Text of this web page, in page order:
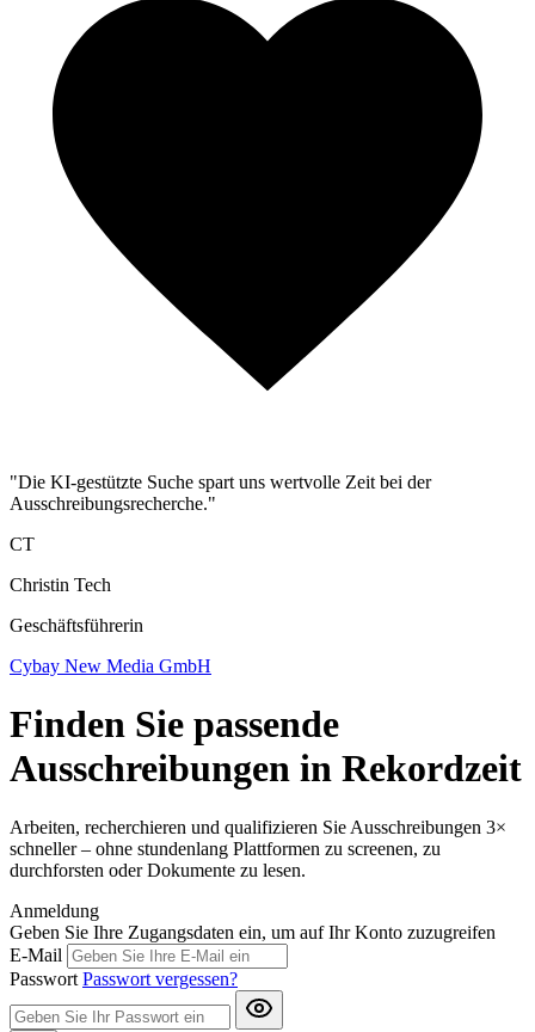
"Die KI-gestützte Suche spart uns wertvolle Zeit bei der
Ausschreibungsrecherche."
CT
Christin Tech
Geschäftsführerin
Cybay New Media GmbH
Finden Sie passende
Ausschreibungen in Rekordzeit
Arbeiten, recherchieren und qualifizieren Sie Ausschreibungen 3×
schneller – ohne stundenlang Plattformen zu screenen, zu
durchforsten oder Dokumente zu lesen.
Anmeldung
Geben Sie Ihre Zugangsdaten ein, um auf Ihr Konto zuzugreifen
E-Mail
Passwort Passwort vergessen?